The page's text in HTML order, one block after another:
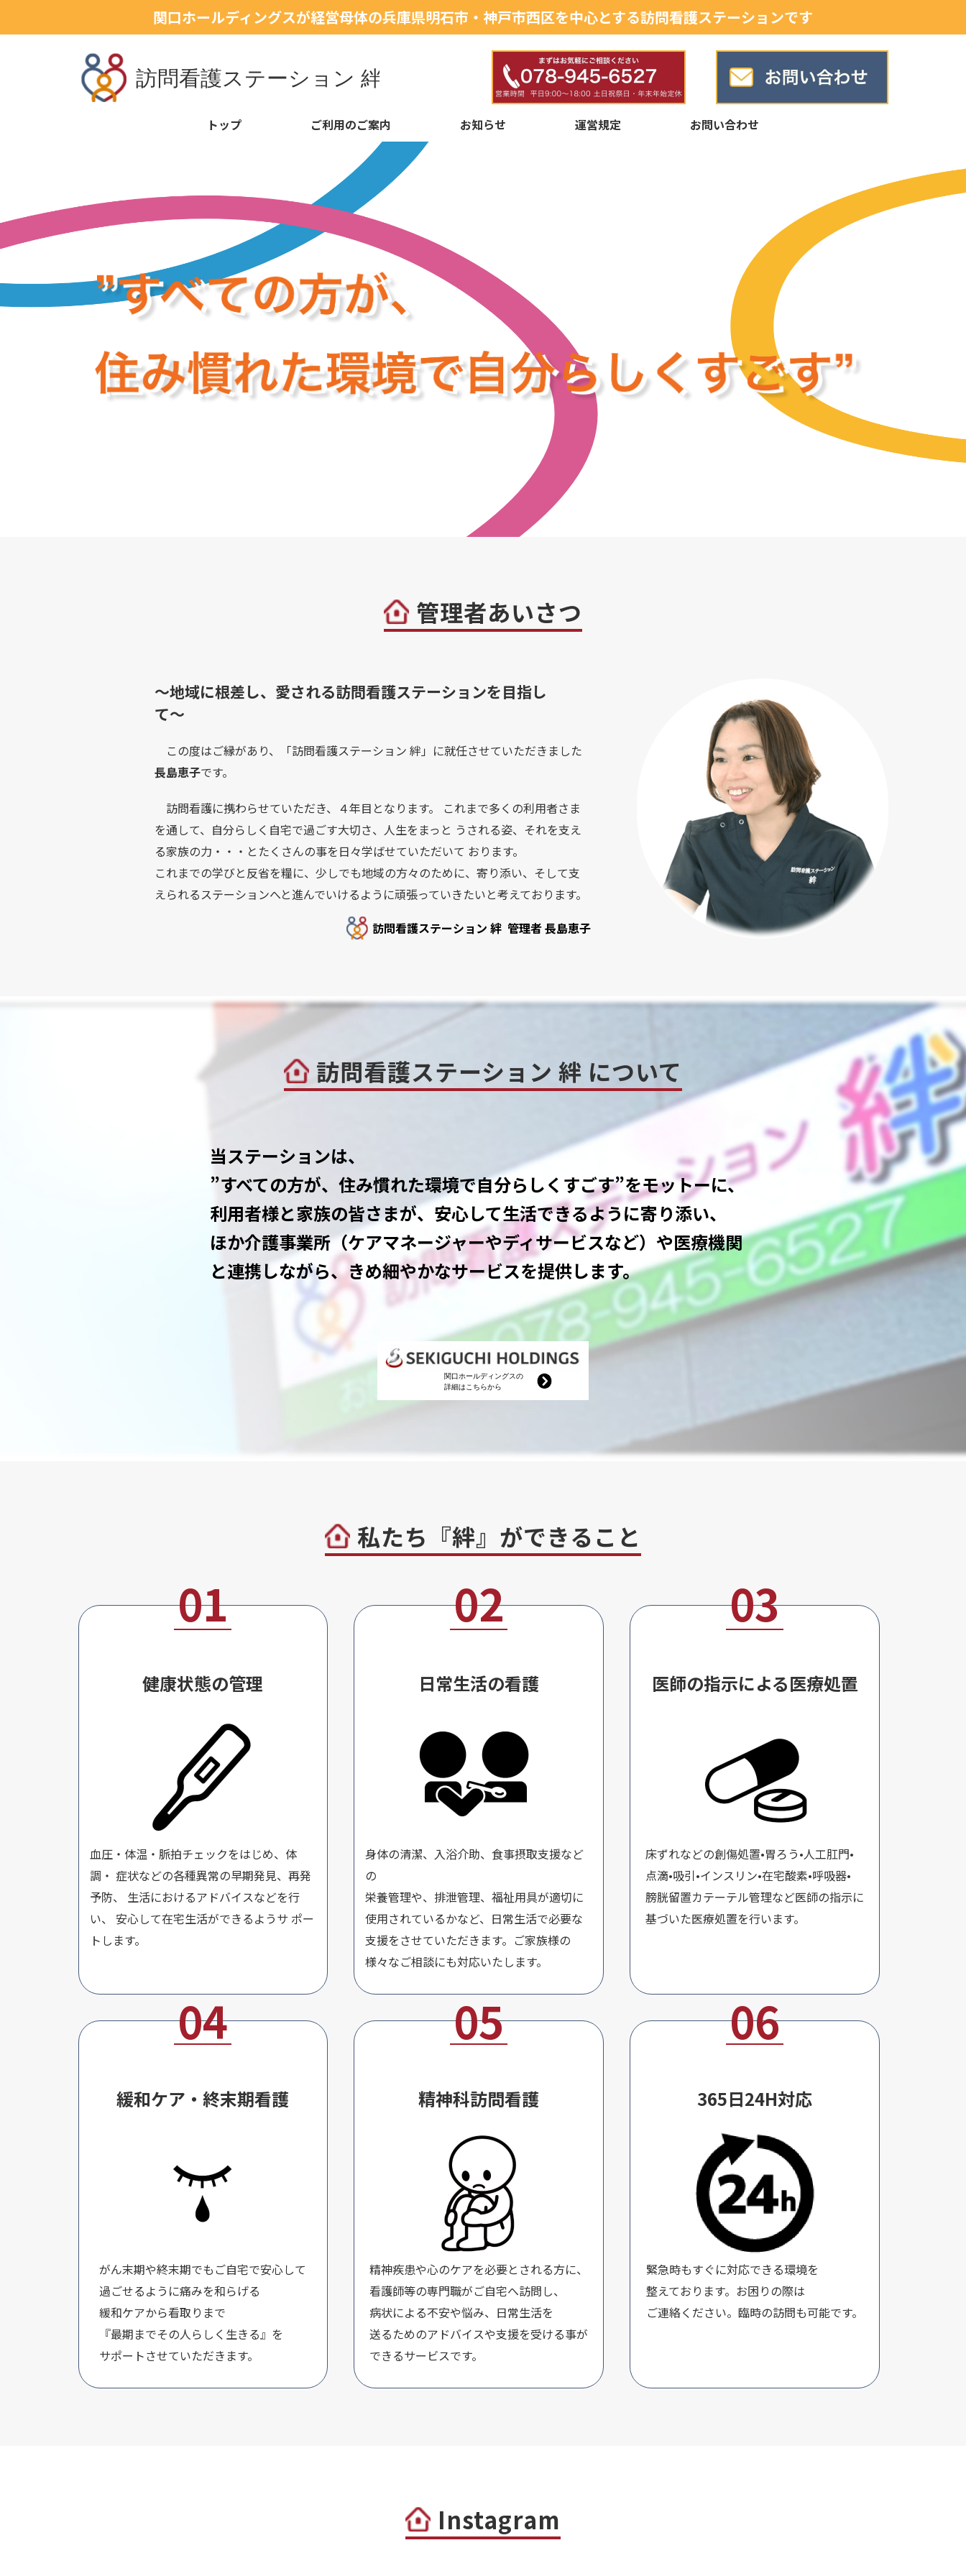
関口ホールディングスが経営母体の兵庫県明石市・ 神戸市西区を中心とする訪問看護ステーションです
トップ ご利用のご案内 お知らせ 運営規定 お問い合わせ
管理者あいさつ
〜地域に根差し、 愛される訪問看護ステーションを目指し
て〜
この度はご縁があり、「訪問看護ステーション 絆」に就任させていただきました
長島恵子です。
訪問看護に携わらせていただき、４年目となります。 これまで多くの利用者さま
を通して、自分らしく自宅で過ごす大切さ、人生をまっと うされる姿、それを支え
る家族の力・・・とたくさんの事を日々学ばせていただいて おります。
これまでの学びと反省を糧に、少しでも地域の方々のために、寄り添い、そして支
えられるステーションへと進んでいけるように頑張っていきたいと考えております。
訪問看護ステーション 絆管理者 長島恵子
訪問看護ステーション 絆 について
当ステーションは、
”すべての方が、住み慣れた環境で自分らしくすごす”をモットーに、
利用者様と家族の皆さまが、安心して生活できるように寄り添い、
ほか介護事業所（ケアマネージャーやディサービスなど）や医療機関
と連携しながら、きめ細やかなサービスを提供します。
私たち『絆』ができること
健康状態の管理
血圧・体温・脈拍チェックをはじめ、体
調・ 症状などの各種異常の早期発見、再発
予防、 生活におけるアドバイスなどを行
い、 安心して在宅生活ができるようサ ポー
トします。
日常生活の看護
身体の清潔、入浴介助、食事摂取支援など
の
栄養管理や、排泄管理、福祉用具が適切に
使用されているかなど、日常生活で必要な
支援をさせていただきます。ご家族様の
様々なご相談にも対応いたします。
医師の指示による医療処置
床ずれなどの創傷処置•胃ろう•人工肛門•
点滴•吸引•インスリン•在宅酸素•呼吸器•
膀胱留置カテーテル管理など医師の指示に
基づいた医療処置を行います。
緩和ケア・終末期看護
がん末期や終末期でもご自宅で安心して
過ごせるように痛みを和らげる
緩和ケアから看取りまで
『最期までその人らしく生きる』を
サポートさせていただきます。
精神科訪問看護
精神疾患や心のケアを必要とされる方に、
看護師等の専門職がご自宅へ訪問し、
病状による不安や悩み、日常生活を
送るためのアドバイスや支援を受ける事が
できるサービスです。
365日24H対応
緊急時もすぐに対応できる環境を
整えております。お困りの際は
ご連絡ください。臨時の訪問も可能です。
Instagram